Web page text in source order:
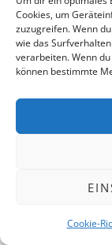
Cookies, um
zuzugreifen. Wenn
wie das
verarbeiten. Wenn
können bestimmte
Cookie-